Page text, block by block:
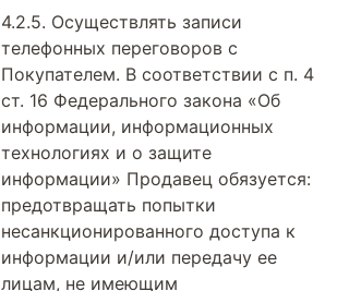
Осуществлять записи
телефонных переговоров с
Покупателем. В соответствии с п. 4
ст. 16 Федерального закона «Об
информации, информационных
технологиях и о защите
информации» Продавец обязуется:
предотвращать попытки
несанкционированного доступа к
информации и/или передачу ее
лицам, не имеющим